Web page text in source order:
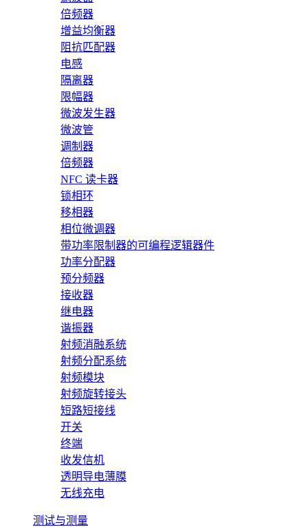
倍频器
增益均衡器
阻抗匹配器
电感
隔离器
限幅器
微波发生器
微波管
调制器
倍频器
NFC 读卡器
锁相环
移相器
相位微调器
带功率限制器的可编程逻辑器件
功率分配器
预分频器
接收器
继电器
谐振器
射频消融系统
射频分配系统
射频模块
射频旋转接头
短路短接线
开关
终端
收发信机
透明导电薄膜
无线充电
测试与测量